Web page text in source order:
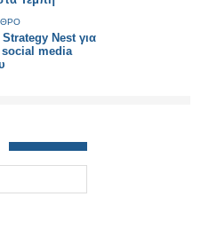
Nest για
social media